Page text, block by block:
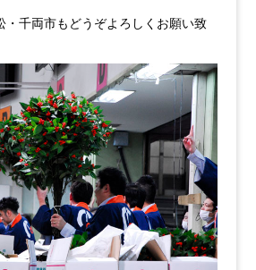
・千両市もどうぞよろしくお願い致